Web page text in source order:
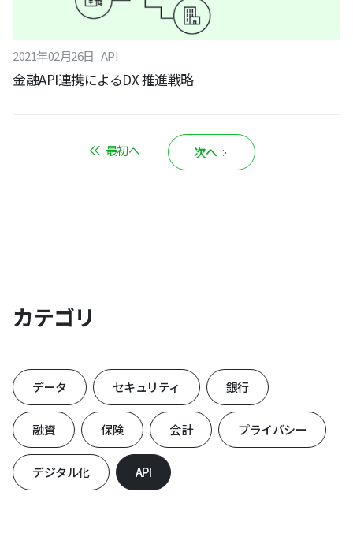
2021年02月26日 API
金融API連携によるDX 推進戦略
最初へ 次へ
カテゴリ
データ セキュリティ 銀行
融資 保険 会計 プライバシー
デジタル化 API